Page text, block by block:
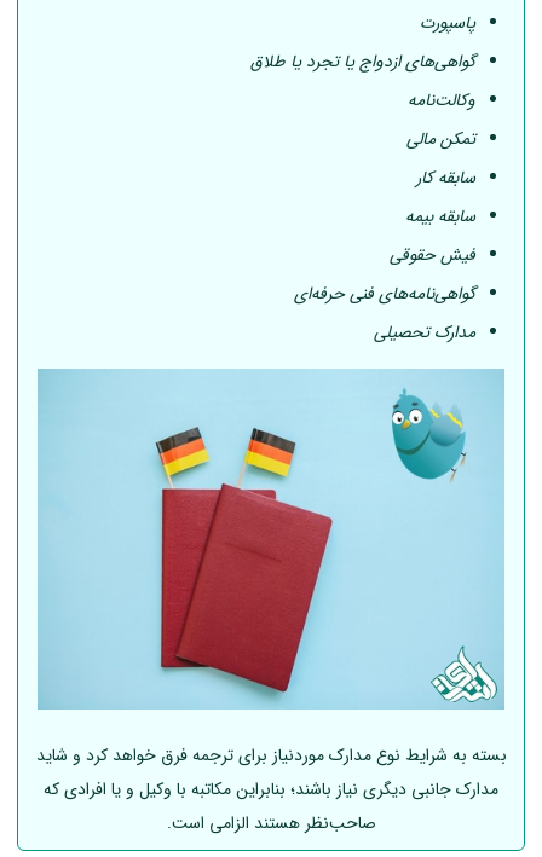
پاسپورت
گواهی‌های ازدواج یا تجرد یا طلاق
وکالت‌نامه
تمکن مالی
سابقه کار
سابقه بیمه
فیش حقوقی
گواهی‌نامه‌های فنی حرفه‌ای
مدارک تحصیلی
بسته به شرایط نوع مدارک موردنیاز برای ترجمه فرق خواهد کرد و شاید
مدارک جانبی دیگری نیاز باشند؛ بنابراین مکاتبه با وکیل و یا افرادی که
صاحب‌نظر هستند الزامی است.